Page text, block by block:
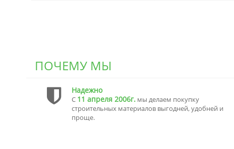
ПОЧЕМУ МЫ
Надежно
С 11 апреля 2006г. мы делаем покупку
строительных материалов выгодней, удобней и
проще.